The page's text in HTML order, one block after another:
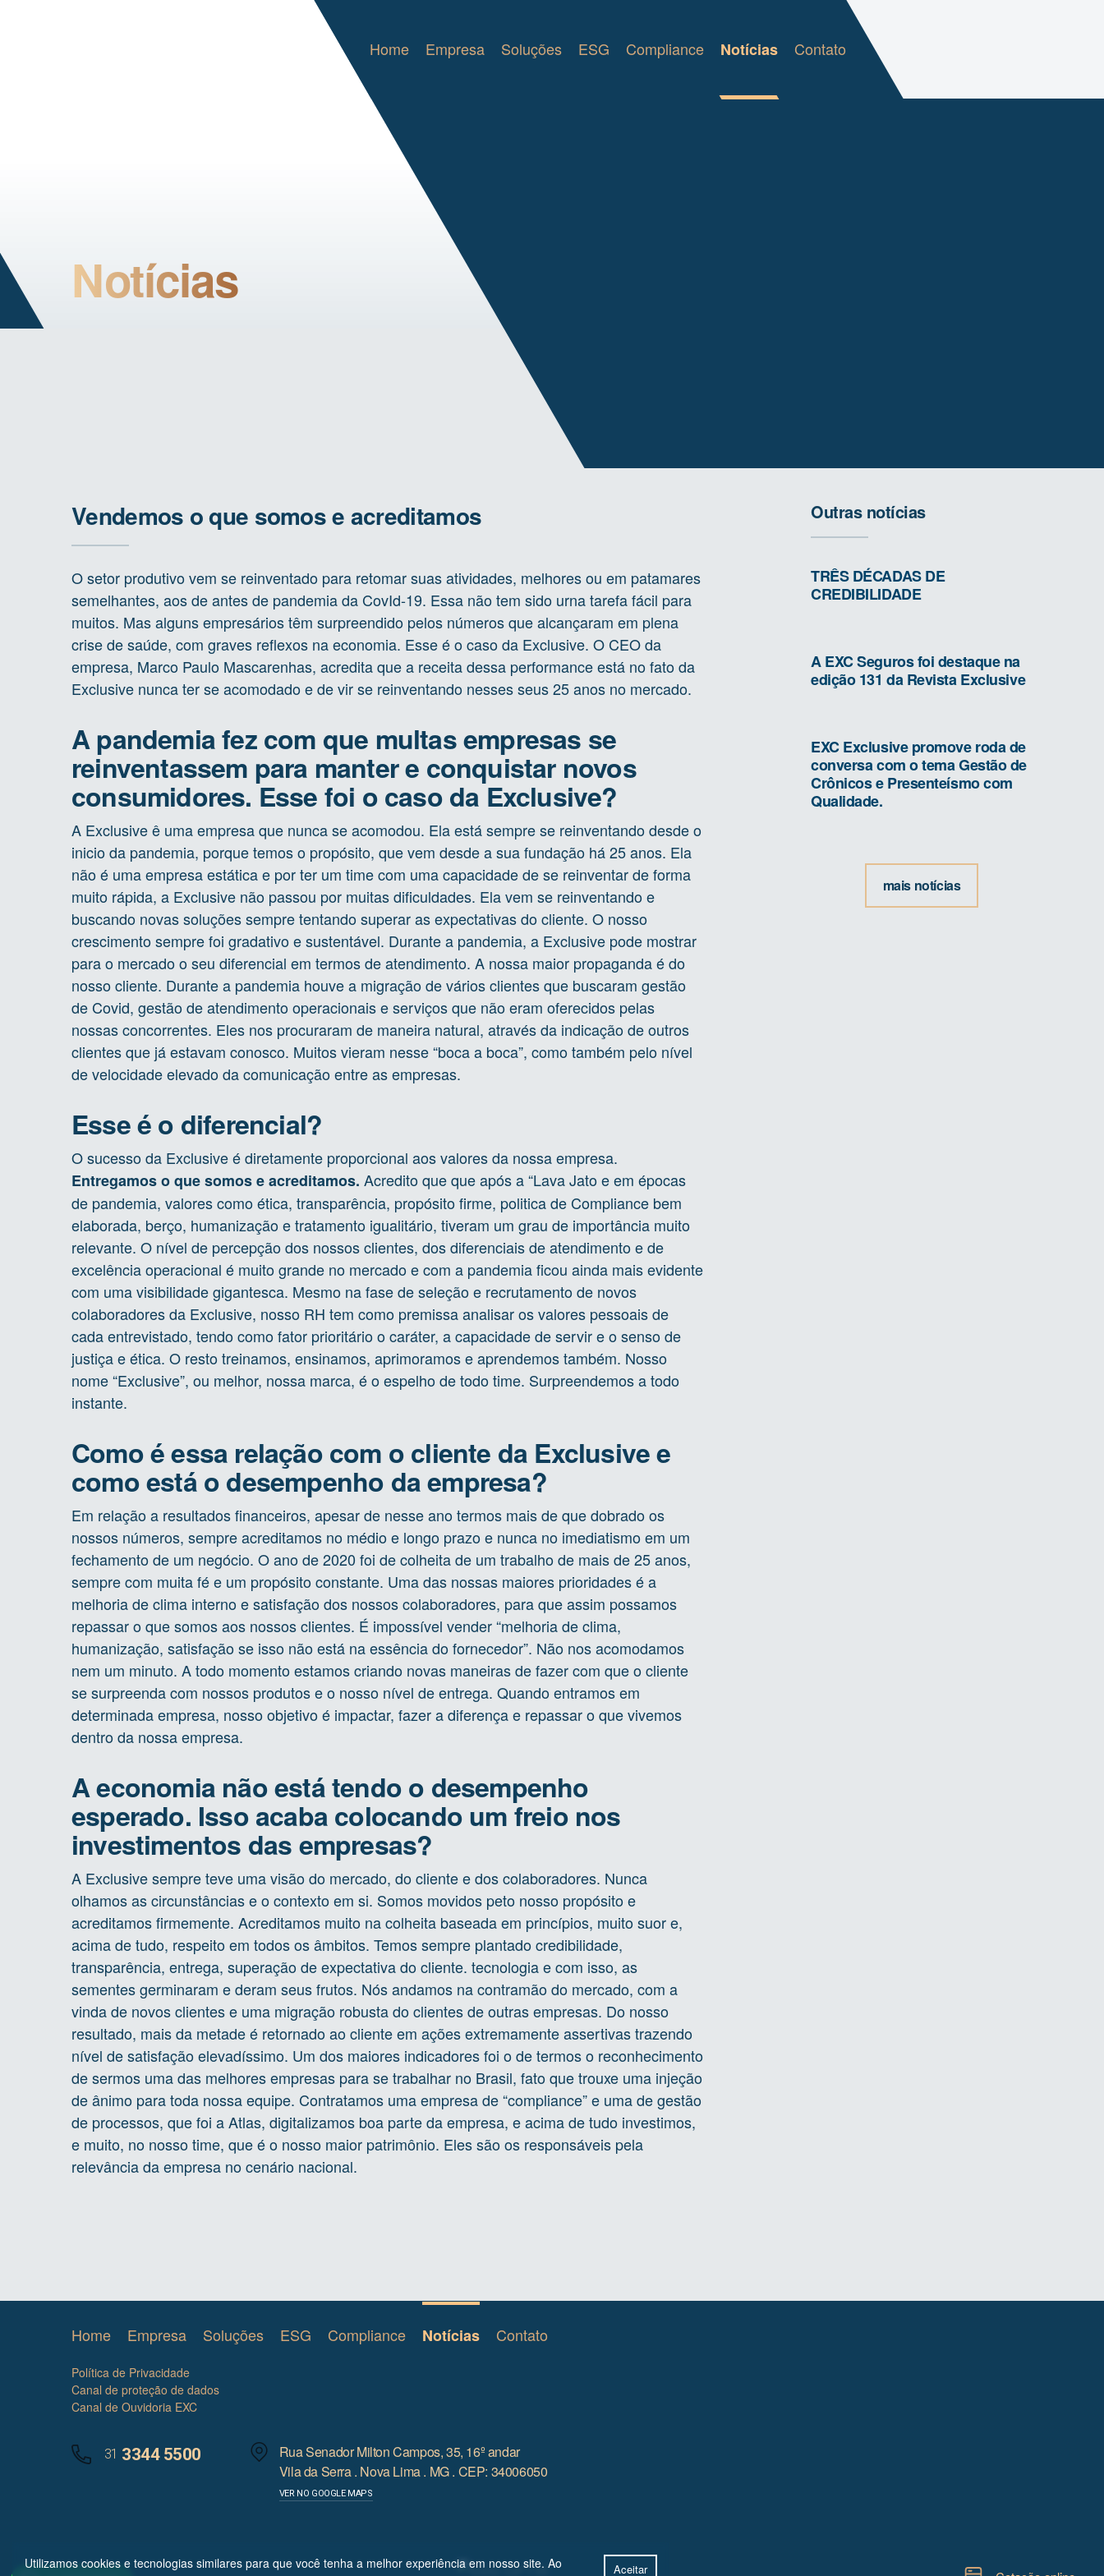
Home Empresa Soluções ESG Compliance Notícias Contato
Notícias
Vendemos o que somos e acreditamos
O setor produtivo vem se reinventado para retomar suas atividades, melhores ou em patamares
semelhantes, aos de antes de pandemia da CovId-19. Essa não tem sido urna tarefa fácil para
muitos. Mas alguns empresários têm surpreendido pelos números que alcançaram em plena
crise de saúde, com graves reflexos na economia. Esse é o caso da Exclusive. O CEO da
empresa, Marco Paulo Mascarenhas, acredita que a receita dessa performance está no fato da
Exclusive nunca ter se acomodado e de vir se reinventando nesses seus 25 anos no mercado.
A pandemia fez com que multas empresas se
reinventassem para manter e conquistar novos
consumidores. Esse foi o caso da Exclusive?
A Exclusive ê uma empresa que nunca se acomodou. Ela está sempre se reinventando desde o
inicio da pandemia, porque temos o propósito, que vem desde a sua fundação há 25 anos. Ela
não é uma empresa estática e por ter um time com uma capacidade de se reinventar de forma
muito rápida, a Exclusive não passou por muitas dificuldades. Ela vem se reinventando e
buscando novas soluções sempre tentando superar as expectativas do cliente. O nosso
crescimento sempre foi gradativo e sustentável. Durante a pandemia, a Exclusive pode mostrar
para o mercado o seu diferencial em termos de atendimento. A nossa maior propaganda é do
nosso cliente. Durante a pandemia houve a migração de vários clientes que buscaram gestão
de Covid, gestão de atendimento operacionais e serviços que não eram oferecidos pelas
nossas concorrentes. Eles nos procuraram de maneira natural, através da indicação de outros
clientes que já estavam conosco. Muitos vieram nesse “boca a boca”, como também pelo nível
de velocidade elevado da comunicação entre as empresas.
Esse é o diferencial?
O sucesso da Exclusive é diretamente proporcional aos valores da nossa empresa.
Entregamos o que somos e acreditamos. Acredito que que após a “Lava Jato e em épocas
de pandemia, valores como ética, transparência, propósito firme, politica de Compliance bem
elaborada, berço, humanização e tratamento igualitário, tiveram um grau de importância muito
relevante. O nível de percepção dos nossos clientes, dos diferenciais de atendimento e de
excelência operacional é muito grande no mercado e com a pandemia ficou ainda mais evidente
com uma visibilidade gigantesca. Mesmo na fase de seleção e recrutamento de novos
colaboradores da Exclusive, nosso RH tem como premissa analisar os valores pessoais de
cada entrevistado, tendo como fator prioritário o caráter, a capacidade de servir e o senso de
justiça e ética. O resto treinamos, ensinamos, aprimoramos e aprendemos também. Nosso
nome “Exclusive”, ou melhor, nossa marca, é o espelho de todo time. Surpreendemos a todo
instante.
Como é essa relação com o cliente da Exclusive e
como está o desempenho da empresa?
Em relação a resultados financeiros, apesar de nesse ano termos mais de que dobrado os
nossos números, sempre acreditamos no médio e longo prazo e nunca no imediatismo em um
fechamento de um negócio. O ano de 2020 foi de colheita de um trabalho de mais de 25 anos,
sempre com muita fé e um propósito constante. Uma das nossas maiores prioridades é a
melhoria de clima interno e satisfação dos nossos colaboradores, para que assim possamos
repassar o que somos aos nossos clientes. É impossível vender “melhoria de clima,
humanização, satisfação se isso não está na essência do fornecedor”. Não nos acomodamos
nem um minuto. A todo momento estamos criando novas maneiras de fazer com que o cliente
se surpreenda com nossos produtos e o nosso nível de entrega. Quando entramos em
determinada empresa, nosso objetivo é impactar, fazer a diferença e repassar o que vivemos
dentro da nossa empresa.
A economia não está tendo o desempenho
esperado. Isso acaba colocando um freio nos
investimentos das empresas?
A Exclusive sempre teve uma visão do mercado, do cliente e dos colaboradores. Nunca
olhamos as circunstâncias e o contexto em si. Somos movidos peto nosso propósito e
acreditamos firmemente. Acreditamos muito na colheita baseada em princípios, muito suor e,
acima de tudo, respeito em todos os âmbitos. Temos sempre plantado credibilidade,
transparência, entrega, superação de expectativa do cliente. tecnologia e com isso, as
sementes germinaram e deram seus frutos. Nós andamos na contramão do mercado, com a
vinda de novos clientes e uma migração robusta do clientes de outras empresas. Do nosso
resultado, mais da metade é retornado ao cliente em ações extremamente assertivas trazendo
nível de satisfação elevadíssimo. Um dos maiores indicadores foi o de termos o reconhecimento
de sermos uma das melhores empresas para se trabalhar no Brasil, fato que trouxe uma injeção
de ânimo para toda nossa equipe. Contratamos uma empresa de “compliance” e uma de gestão
de processos, que foi a Atlas, digitalizamos boa parte da empresa, e acima de tudo investimos,
e muito, no nosso time, que é o nosso maior patrimônio. Eles são os responsáveis pela
relevância da empresa no cenário nacional.
Outras notícias
TRÊS DÉCADAS DE
CREDIBILIDADE
A EXC Seguros foi destaque na
edição 131 da Revista Exclusive
EXC Exclusive promove roda de
conversa com o tema Gestão de
Crônicos e Presenteísmo com
Qualidade.
mais notícias
Home Empresa Soluções ESG Compliance Notícias Contato
Política de Privacidade
Canal de proteção de dados
Canal de Ouvidoria EXC
31 3344 5500
Rua Senador Milton Campos, 35, 16º andar
Vila da Serra . Nova Lima . MG . CEP: 34006050
VER NO GOOGLE MAPS
Utilizamos cookies e tecnologias similares para que você tenha a melhor experiência em nosso site. Ao
Aceitar